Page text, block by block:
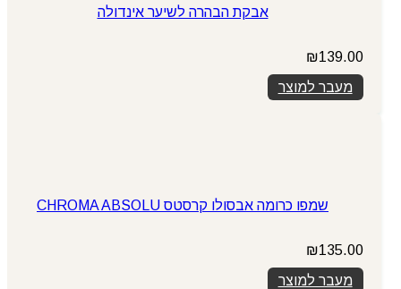
אבקת הבהרה לשיער אינדולה
₪139.00
מעבר למוצר
שמפו כרומה אבסולו קרסטס CHROMA ABSOLU
₪135.00
מעבר למוצר